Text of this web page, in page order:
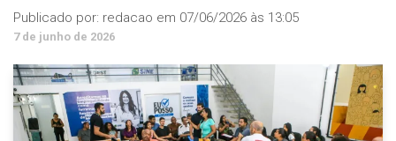
Publicado por: redacao em 07/06/2026 às 13:05
7 de junho de 2026